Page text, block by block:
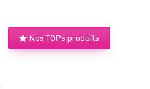
Nos TOPs produits